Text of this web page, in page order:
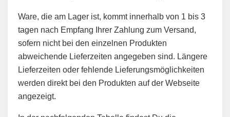
Ware, die am Lager ist, kommt innerhalb von 1 bis 3
tagen nach Empfang Ihrer Zahlung zum Versand,
sofern nicht bei den einzelnen Produkten
abweichende Lieferzeiten angegeben sind. Längere
Lieferzeiten oder fehlende Lieferungsmöglichkeiten
werden direkt bei den Produkten auf der Webseite
angezeigt.